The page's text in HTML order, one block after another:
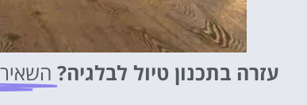
עזרה בתכנון טיול לבלגיה?